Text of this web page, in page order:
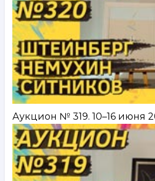
Аукцион № 319. 10–16 июня